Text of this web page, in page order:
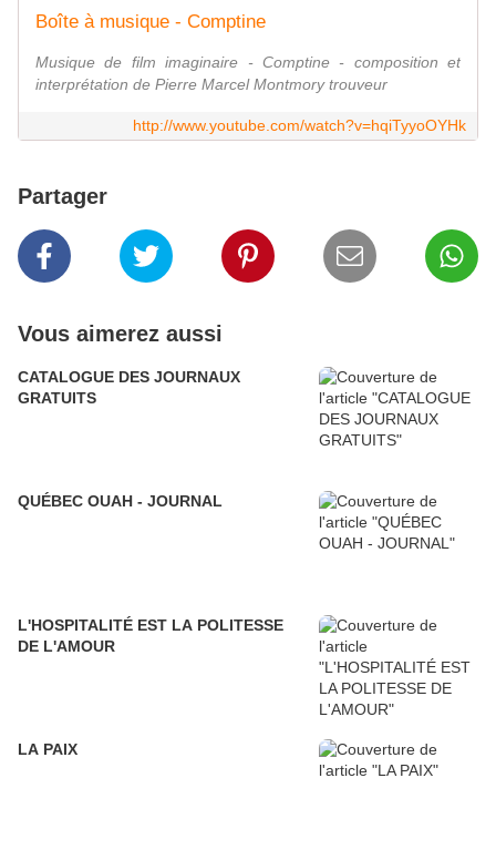
Boîte à musique - Comptine
Musique de film imaginaire - Comptine - composition et
interprétation de Pierre Marcel Montmory trouveur
http://www.youtube.com/watch?v=hqiTyyoOYHk
Partager
Vous aimerez aussi
CATALOGUE DES JOURNAUX
GRATUITS
QUÉBEC OUAH - JOURNAL
L'HOSPITALITÉ EST LA POLITESSE
DE L'AMOUR
LA PAIX